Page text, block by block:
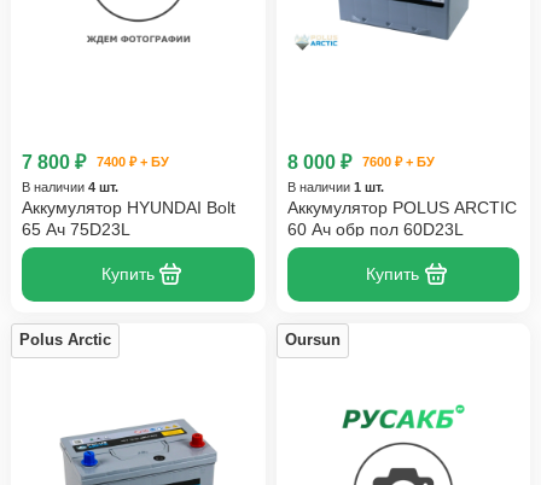
7 800 ₽
7400 ₽ + БУ
В наличии 4 шт.
Аккумулятор HYUNDAI Bolt
65 Ач 75D23L
Купить
8 000 ₽
7600 ₽ + БУ
В наличии 1 шт.
Аккумулятор POLUS ARCTIC
60 Ач обр пол 60D23L
Купить
Polus Arctic Oursun